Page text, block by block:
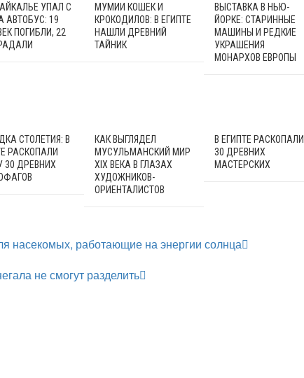
УПАЛ С
АВТОБУС: 19
ПОГИБЛИ, 22
МУМИИ КОШЕК И
КРОКОДИЛОВ: В ЕГИПТЕ
НАШЛИ ДРЕВНИЙ
ТАЙНИК
ВЫСТАВКА В НЬЮ-
ЙОРКЕ: СТАРИННЫЕ
МАШИНЫ И РЕДКИЕ
УКРАШЕНИЯ
МОНАРХОВ ЕВРОПЫ
СТОЛЕТИЯ: В
РАСКОПАЛИ
30 ДРЕВНИХ
КАК ВЫГЛЯДЕЛ
МУСУЛЬМАНСКИЙ МИР
XIX ВЕКА В ГЛАЗАХ
ХУДОЖНИКОВ-
ОРИЕНТАЛИСТОВ
В ЕГИПТЕ РАСКОПАЛИ
30 ДРЕВНИХ
МАСТЕРСКИХ
насекомых, работающие на энергии солнца
не смогут разделить